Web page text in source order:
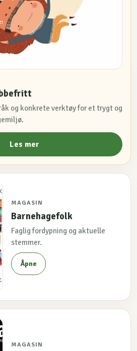
og konkrete verktøy for et trygt og
Les mer
MAGASIN
Barnehagefolk
Faglig fordypning og aktuelle
stemmer.
Åpne
MAGASIN